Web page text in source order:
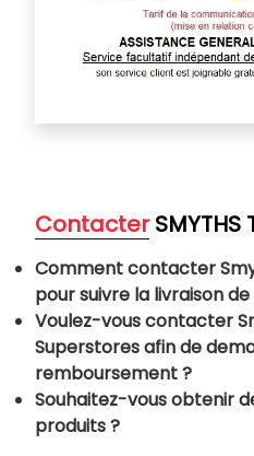
ContacterSMYTHS
Comment contacter
pour suivre la livraison
Voulez-vous contacter
Superstores afin de
remboursement ?
Souhaitez-vous obtenir
produits ?